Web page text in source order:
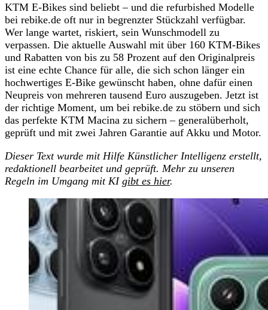
KTM E-Bikes sind beliebt – und die refurbished Modelle
bei rebike.de oft nur in begrenzter Stückzahl verfügbar.
Wer lange wartet, riskiert, sein Wunschmodell zu
verpassen. Die aktuelle Auswahl mit über 160 KTM-Bikes
und Rabatten von bis zu 58 Prozent auf den Originalpreis
ist eine echte Chance für alle, die sich schon länger ein
hochwertiges E-Bike gewünscht haben, ohne dafür einen
Neupreis von mehreren tausend Euro auszugeben. Jetzt ist
der richtige Moment, um bei rebike.de zu stöbern und sich
das perfekte KTM Macina zu sichern – generalüberholt,
geprüft und mit zwei Jahren Garantie auf Akku und Motor.
Dieser Text wurde mit Hilfe Künstlicher Intelligenz erstellt,
redaktionell bearbeitet und geprüft. Mehr zu unseren
Regeln im Umgang mit KI gibt es hier.